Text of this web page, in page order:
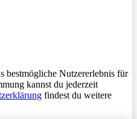
bestmögliche Nutzererlebnis für
kannst du jederzeit
findest du weitere